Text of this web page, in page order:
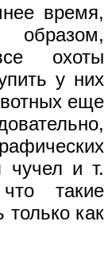
время,
охоты
у них
еще
чучел и т.
такие
как